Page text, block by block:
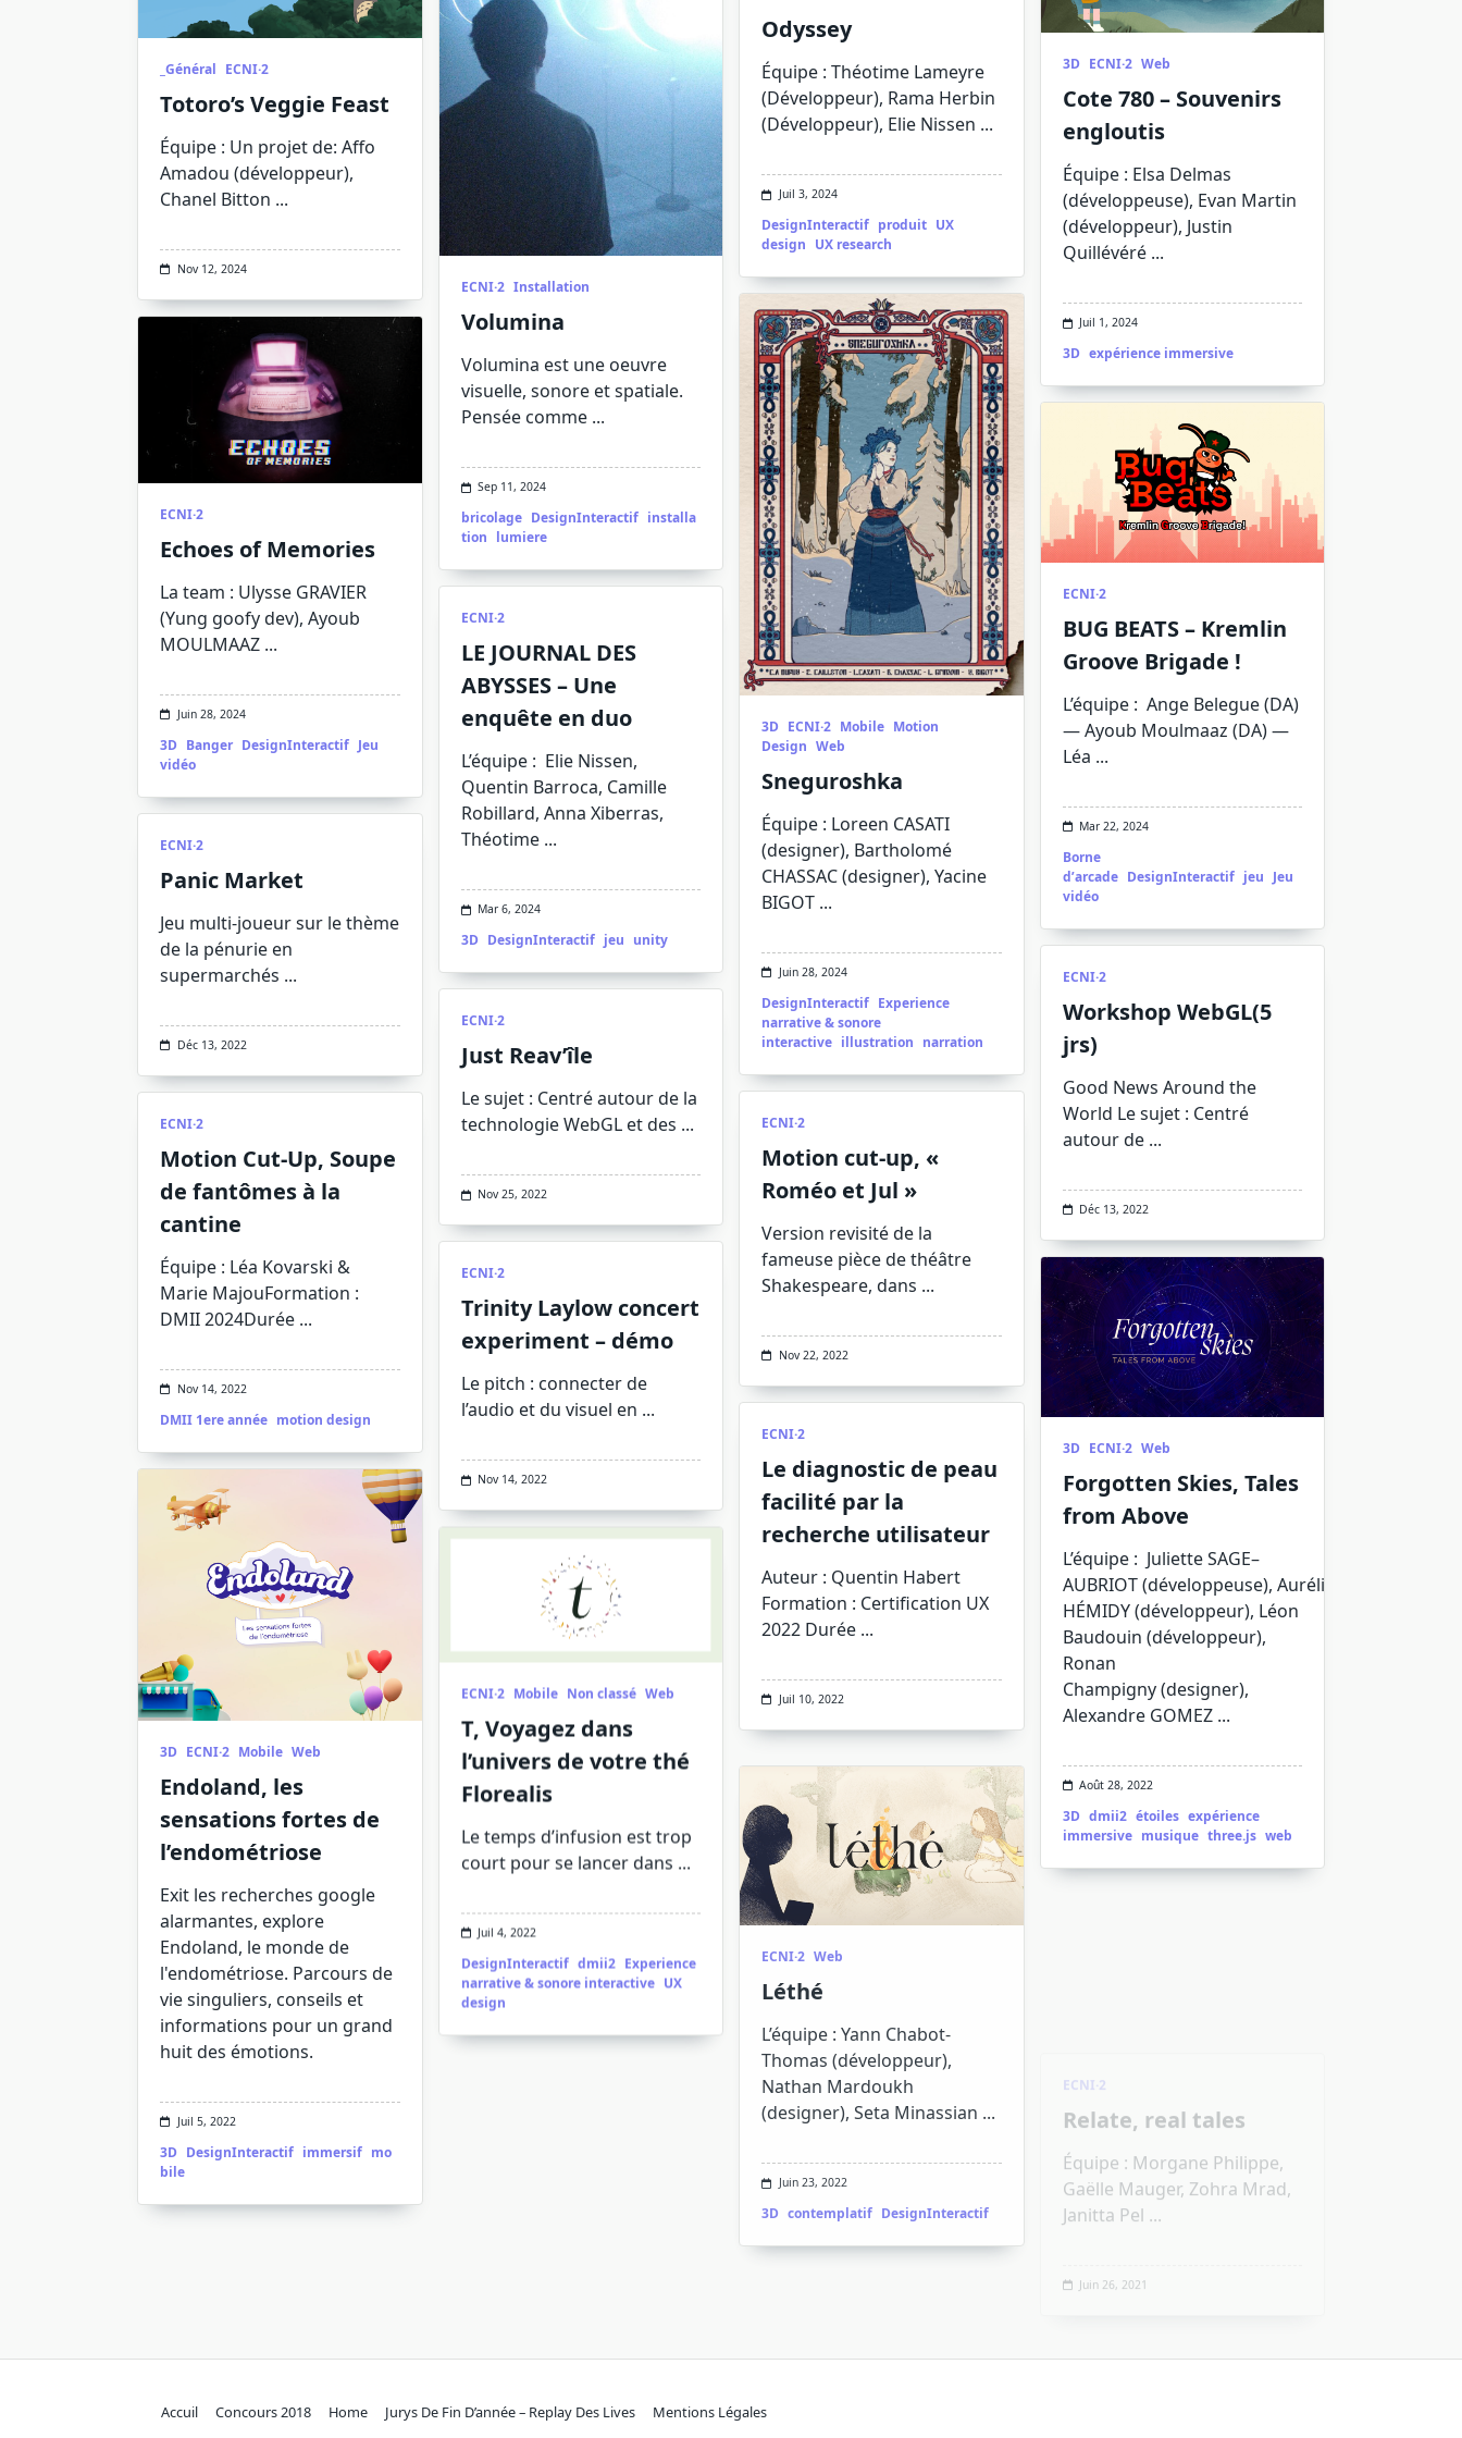
_Général ECNI·2
Totoro’s Veggie Feast
Équipe : Un projet de: Affo
Amadou (développeur),
Chanel Bitton ...
Nov 12, 2024
ECNI·2 Installation
Volumina
Volumina est une oeuvre
visuelle, sonore et spatiale.
Pensée comme ...
Sep 11, 2024
bricolage DesignInteractif installa
tion lumiere
Odyssey
Équipe : Théotime Lameyre
(Développeur), Rama Herbin
(Développeur), Elie Nissen ...
Juil 3, 2024
DesignInteractif produit UX
design UX research
3D ECNI·2 Web
Cote 780 – Souvenirs
engloutis
Équipe : Elsa Delmas
(développeuse), Evan Martin
(développeur), Justin
Quillévéré ...
Juil 1, 2024
3D expérience immersive
3D ECNI·2 Mobile Motion
Design Web
Sneguroshka
Équipe : Loreen CASATI
(designer), Bartholomé
CHASSAC (designer), Yacine
BIGOT ...
Juin 28, 2024
DesignInteractif Experience
narrative & sonore
interactive illustration narration
ECNI·2
Echoes of Memories
La team : Ulysse GRAVIER
(Yung goofy dev), Ayoub
MOULMAAZ ...
Juin 28, 2024
3D Banger DesignInteractif Jeu
vidéo
ECNI·2
BUG BEATS – Kremlin
Groove Brigade !
L’équipe : Ange Belegue (DA)
— Ayoub Moulmaaz (DA) —
Léa ...
Mar 22, 2024
Borne
d’arcade DesignInteractif jeu Jeu
vidéo
ECNI·2
LE JOURNAL DES
ABYSSES – Une
enquête en duo
L’équipe : Elie Nissen,
Quentin Barroca, Camille
Robillard, Anna Xiberras,
Théotime ...
Mar 6, 2024
3D DesignInteractif jeu unity
ECNI·2
Panic Market
Jeu multi-joueur sur le thème
de la pénurie en
supermarchés ...
Déc 13, 2022
ECNI·2
Workshop WebGL(5
jrs)
Good News Around the
World Le sujet : Centré
autour de ...
Déc 13, 2022
ECNI·2
Just Reav’île
Le sujet : Centré autour de la
technologie WebGL et des ...
Nov 25, 2022
ECNI·2
Motion cut-up, «
Roméo et Jul »
Version revisité de la
fameuse pièce de théâtre
Shakespeare, dans ...
Nov 22, 2022
ECNI·2
Motion Cut-Up, Soupe
de fantômes à la
cantine
Équipe : Léa Kovarski &
Marie MajouFormation :
DMII 2024Durée ...
Nov 14, 2022
DMII 1ere année motion design
ECNI·2
Trinity Laylow concert
experiment – démo
Le pitch : connecter de
l’audio et du visuel en ...
Nov 14, 2022
3D ECNI·2 Web
Forgotten Skies, Tales
from Above
L’équipe : Juliette SAGE–
AUBRIOT (développeuse), Aurélien
HÉMIDY (développeur), Léon
Baudouin (développeur),
Ronan
Champigny (designer),
Alexandre GOMEZ ...
Août 28, 2022
3D dmii2 étoiles expérience
immersive musique three.js web
ECNI·2
Le diagnostic de peau
facilité par la
recherche utilisateur
Auteur : Quentin Habert
Formation : Certification UX
2022 Durée ...
Juil 10, 2022
3D ECNI·2 Mobile Web
Endoland, les
sensations fortes de
l’endométriose
Exit les recherches google
alarmantes, explore
Endoland, le monde de
l'endométriose. Parcours de
vie singuliers, conseils et
informations pour un grand
huit des émotions.
Juil 5, 2022
3D DesignInteractif immersif mo
bile
ECNI·2 Mobile Non classé Web
T, Voyagez dans
l’univers de votre thé
Florealis
Le temps d’infusion est trop
court pour se lancer dans ...
Juil 4, 2022
DesignInteractif dmii2 Experience
narrative & sonore interactive UX
design
Thomas (développeur),
Nathan Mardoukh
(designer), Seta Minassian
Juin 23, 2022
3D contemplatif
Juin 26, 2021
Accuil Concours 2018 Home Jurys De Fin D’année – Replay Des Lives Mentions Légales